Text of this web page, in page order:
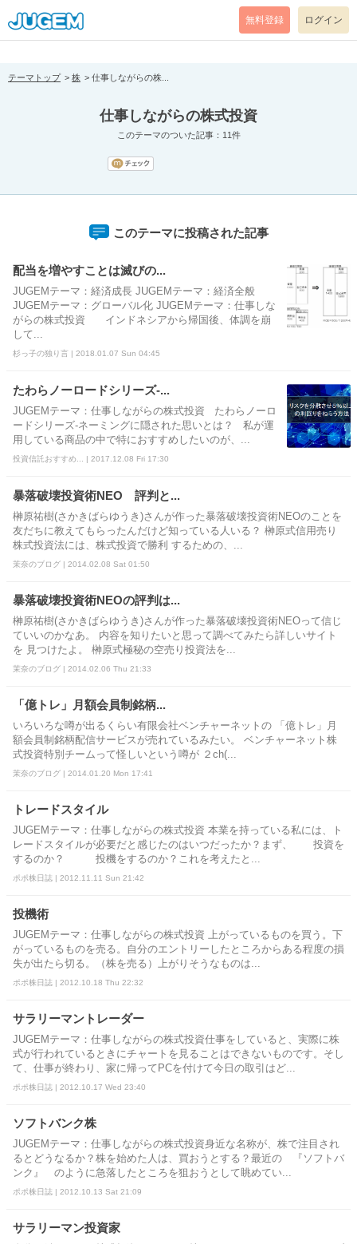
[pear_error: message="Success" code=0 mode=return level=notice
prefix="" info=""]
無料登録 ログイン
テーマトップ 株 仕事しながらの株...
仕事しながらの株式投資
このテーマのついた記事：11件
このテーマに投稿された記事
配当を増やすことは滅びの...
JUGEMテーマ：経済成長 JUGEMテーマ：経済全般
JUGEMテーマ：グローバル化 JUGEMテーマ：仕事しな
がらの株式投資 インドネシアから帰国後、体調を崩
して...
杉っ子の独り言 | 2018.01.07 Sun 04:45
たわらノーロードシリーズ‐...
JUGEMテーマ：仕事しながらの株式投資 たわらノーロ
ードシリーズ‐ネーミングに隠された思いとは？ 私が運
用している商品の中で特におすすめしたいのが、...
投資信託おすすめ... | 2017.12.08 Fri 17:30
暴落破壊投資術NEO 評判と...
榊原祐樹(さかきばらゆうき)さんが作った暴落破壊投資術NEOのことを
友だちに教えてもらったんだけど知っている人いる？ 榊原式信用売り
株式投資法には、株式投資で勝利 するための、...
茉奈のブログ | 2014.02.08 Sat 01:50
暴落破壊投資術NEOの評判は...
榊原祐樹(さかきばらゆうき)さんが作った暴落破壊投資術NEOって信じ
ていいのかなあ。 内容を知りたいと思って調べてみたら詳しいサイト
を 見つけたよ。 榊原式極秘の空売り投資法を...
茉奈のブログ | 2014.02.06 Thu 21:33
「億トレ」月額会員制銘柄...
いろいろな噂が出るくらい有限会社ベンチャーネットの 「億トレ」月
額会員制銘柄配信サービスが売れているみたい。 ベンチャーネット株
式投資特別チームって怪しいという噂が ２ch(...
茉奈のブログ | 2014.01.20 Mon 17:41
トレードスタイル
JUGEMテーマ：仕事しながらの株式投資 本業を持っている私には、ト
レードスタイルが必要だと感じたのはいつだったか？まず、 投資を
するのか？ 投機をするのか？これを考えたと...
ポポ株日誌 | 2012.11.11 Sun 21:42
投機術
JUGEMテーマ：仕事しながらの株式投資 上がっているものを買う。下
がっているものを売る。自分のエントリーしたところからある程度の損
失が出たら切る。（株を売る）上がりそうなものは...
ポポ株日誌 | 2012.10.18 Thu 22:32
サラリーマントレーダー
JUGEMテーマ：仕事しながらの株式投資仕事をしていると、実際に株
式が行われているときにチャートを見ることはできないものです。そし
て、仕事が終わり、家に帰ってPCを付けて今日の取引はど...
ポポ株日誌 | 2012.10.17 Wed 23:40
ソフトバンク株
JUGEMテーマ：仕事しながらの株式投資身近な名称が、株で注目され
るとどうなるか？株を始めた人は、買おうとする？最近の 『ソフトバ
ンク』 のように急落したところを狙おうとして眺めてい...
ポポ株日誌 | 2012.10.13 Sat 21:09
サラリーマン投資家